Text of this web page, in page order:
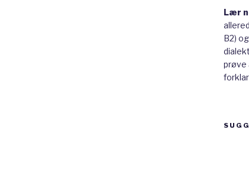
Lær
B2)
prøve